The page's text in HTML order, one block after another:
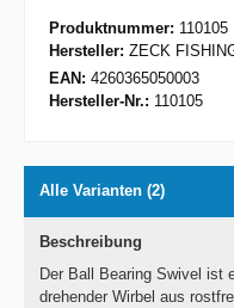
Produktnummer: 110105
Hersteller: ZECK
EAN: 4260365050003
Hersteller-Nr.: 110105
Alle Varianten (2)
Beschreibung
Der Ball Bearing Swivel ist
drehender Wirbel aus